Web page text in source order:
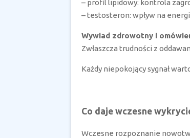
– profil lipidowy: kontrola
– testosteron: wpływ na
Wywiad zdrowotny i
Zwłaszcza trudności z
Każdy niepokojący sygnał
Co daje wczesne
Wczesne rozpoznanie